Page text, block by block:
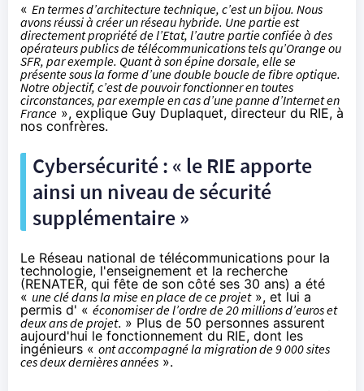
« En termes d’architecture technique, c’est un bijou. Nous
avons réussi à créer un réseau hybride. Une partie est
directement propriété de l’Etat, l’autre partie confiée à des
opérateurs publics de télécommunications tels qu’Orange ou
SFR, par exemple. Quant à son épine dorsale, elle se
présente sous la forme d’une double boucle de fibre optique.
Notre objectif, c’est de pouvoir fonctionner en toutes
circonstances, par exemple en cas d’une panne d’Internet en
France », explique Guy Duplaquet, directeur du RIE, à
nos confrères.
Cybersécurité : « le RIE apporte
ainsi un niveau de sécurité
supplémentaire »
Le Réseau national de télécommunications pour la
technologie, l'enseignement et la recherche
(RENATER, qui fête de son côté ses 30 ans) a été
« une clé dans la mise en place de ce projet», et lui a
permis d' « économiser de l’ordre de 20 millions d’euros et
deux ans de projet. » Plus de 50 personnes assurent
aujourd'hui le fonctionnement du RIE, dont les
ingénieurs « ont accompagné la migration de 9 000 sites
ces deux dernières années ».